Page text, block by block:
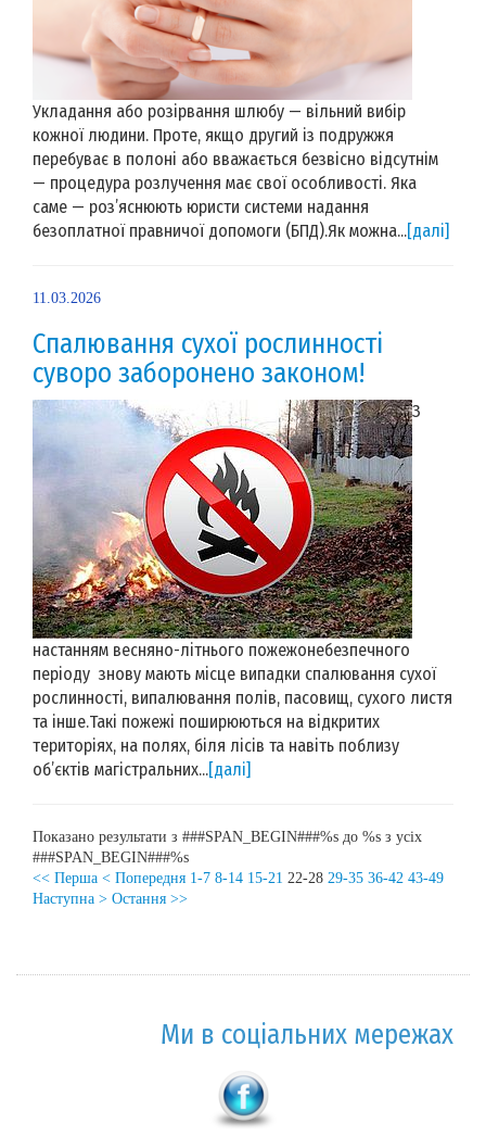
Укладання або розірвання шлюбу — вільний вибір
кожної людини. Проте, якщо другий із подружжя
перебуває в полоні або вважається безвісно відсутнім
— процедура розлучення має свої особливості. Яка
саме — роз’яснюють юристи системи надання
безоплатної правничої допомоги (БПД).Як можна...[далі]
11.03.2026
Спалювання сухої рослинності
суворо заборонено законом!
З
настанням весняно-літнього пожежонебезпечного
періоду знову мають місце випадки спалювання сухої
рослинності, випалювання полів, пасовищ, сухого листя
та інше.Такі пожежі поширюються на відкритих
територіях, на полях, біля лісів та навіть поблизу
об’єктів магістральних...[далі]
Показано результати з ###SPAN_BEGIN###%s до %s з усіх
###SPAN_BEGIN###%s
<< Перша < Попередня 1-7 8-14 15-21 22-28 29-35 36-42 43-49
Наступна > Остання >>
Ми в соціальних мережах